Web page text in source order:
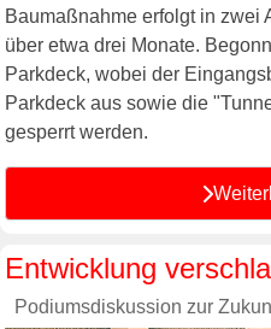
Baumaßnahme erfolgt in zwei
über etwa drei Monate.
Parkdeck, wobei der
Parkdeck aus sowie die
gesperrt werden.
Entwicklung
Podiumsdiskussion zur